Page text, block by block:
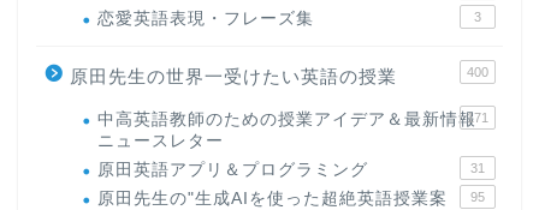
恋愛英語表現・フレーズ集 3
原田先生の世界一受けたい英語の授業 400
中高英語教師のための授業アイデア＆最新情報
ニュースレター
171
原田英語アプリ＆プログラミング 31
原田先生の"生成AIを使った超絶英語授業案 95